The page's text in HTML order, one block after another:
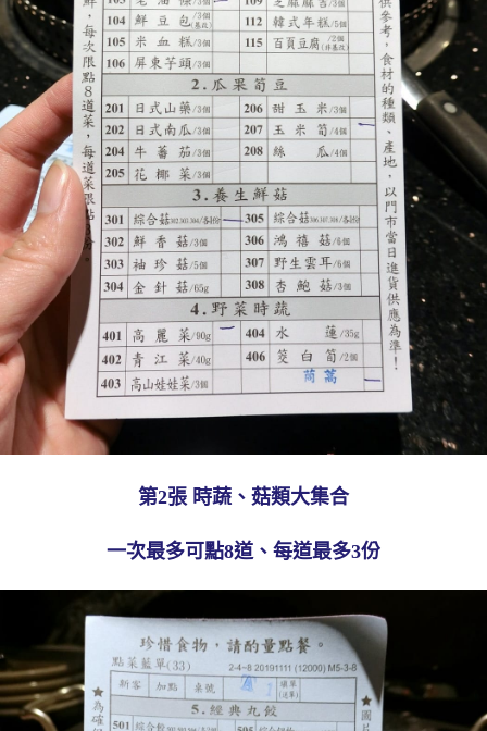
第2張 時蔬、菇類大集合
一次最多可點8道、每道最多3份